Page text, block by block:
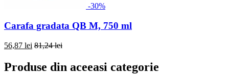
-30%
Carafa gradata QB M, 750 ml
56,87 lei 81,24 lei
Produse din aceeasi categorie